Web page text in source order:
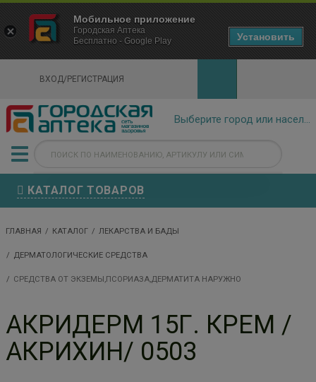
ВХОД/РЕГИСТРАЦИЯ
КАТАЛОГ ТОВАРОВ
ГЛАВНАЯ КАТАЛОГ ЛЕКАРСТВА И БАДЫ
ДЕРМАТОЛОГИЧЕСКИЕ СРЕДСТВА
СРЕДСТВА ОТ ЭКЗЕМЫ,ПСОРИАЗА,ДЕРМАТИТА НАРУЖНО
АКРИДЕРМ 15Г. КРЕМ /
АКРИХИН/ 0503
×
Городская Аптека Маркетплейс
- In Google Play
Мобильное приложение
Городская Аптека
Бесплатно - Google Play
Установить